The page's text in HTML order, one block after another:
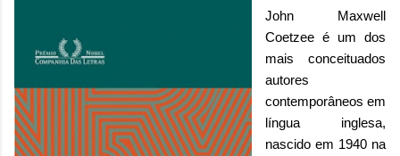
John Maxwell
Coetzee é um dos
mais conceituados
autores
contemporâneos em
língua inglesa,
nascido em 1940 na